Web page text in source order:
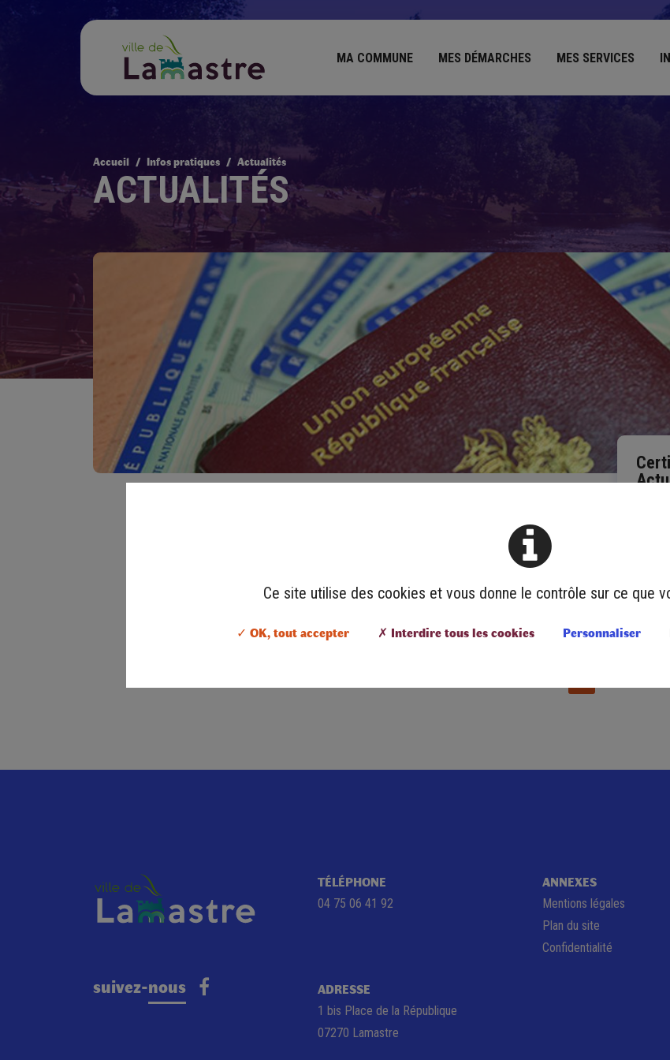
MA COMMUNE MES DÉMARCHES MES SERVICES
Accueil Infos pratiques Actualités
ACTUALITÉS
Les
suivez-nous
TÉLÉPHONE
04 75 06 41 92
ADRESSE
1 bis Place de la République
07270 Lamastre
ANNEXES
Mentions légales
Plan du site
Confidentialité
Ce site utilise des cookies et vous donne le contrôle sur ce que
✓ OK, tout accepter ✗ Interdire tous les cookies Personnaliser